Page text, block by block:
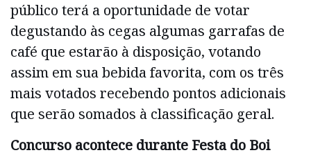
público terá a oportunidade de votar
degustando às cegas algumas garrafas de
café que estarão à disposição, votando
assim em sua bebida favorita, com os três
mais votados recebendo pontos adicionais
que serão somados à classificação geral.
Concurso acontece durante Festa do Boi